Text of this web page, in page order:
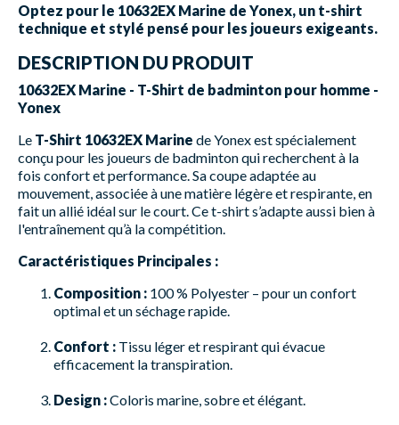
Optez pour le 10632EX Marine de Yonex, un t-shirt
technique et stylé pensé pour les joueurs exigeants.
DESCRIPTION DU PRODUIT
10632EX Marine - T-Shirt de badminton pour homme -
Yonex
Le T-Shirt 10632EX Marine de Yonex est spécialement
conçu pour les joueurs de badminton qui recherchent à la
fois confort et performance. Sa coupe adaptée au
mouvement, associée à une matière légère et respirante, en
fait un allié idéal sur le court. Ce t-shirt s’adapte aussi bien à
l'entraînement qu’à la compétition.
Caractéristiques Principales :
Composition : 100 % Polyester – pour un confort
optimal et un séchage rapide.
Confort : Tissu léger et respirant qui évacue
efficacement la transpiration.
Design :Coloris marine, sobre et élégant.